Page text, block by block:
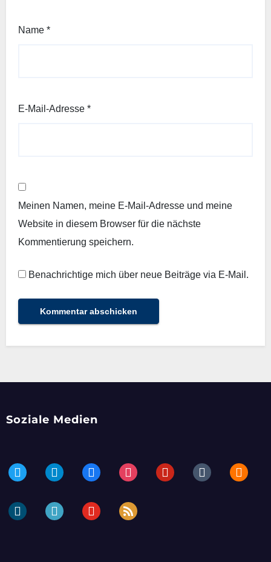
Name *
E-Mail-Adresse *
Meinen Namen, meine E-Mail-Adresse und meine
Website in diesem Browser für die nächste
Kommentierung speichern.
Benachrichtige mich über neue Beiträge via E-Mail.
Soziale Medien
twitter telegramfacebookinstagrampinteresttumblr blogger
dailymotionperiscopeyoutube rss